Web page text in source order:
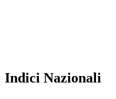
Indici Nazionali